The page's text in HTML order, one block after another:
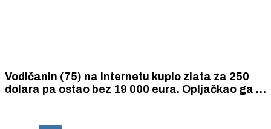
Vodičanin (75) na internetu kupio zlata za 250
dolara pa ostao bez 19 000 eura. Opljačkao ga je